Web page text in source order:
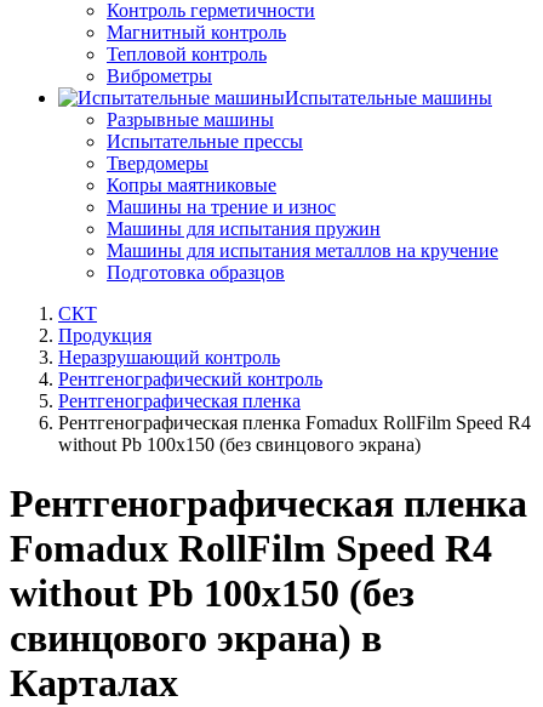
Контроль герметичности
Магнитный контроль
Тепловой контроль
Виброметры
Испытательные машины
Разрывные машины
Испытательные прессы
Твердомеры
Копры маятниковые
Машины на трение и износ
Машины для испытания пружин
Машины для испытания металлов на кручение
Подготовка образцов
СКТ
Продукция
Неразрушающий контроль
Рентгенографический контроль
Рентгенографическая пленка
Рентгенографическая пленка Fomadux RollFilm Speed R4
without Pb 100х150 (без свинцового экрана)
Рентгенографическая пленка
Fomadux RollFilm Speed R4
without Pb 100х150 (без
свинцового экрана) в
Карталах